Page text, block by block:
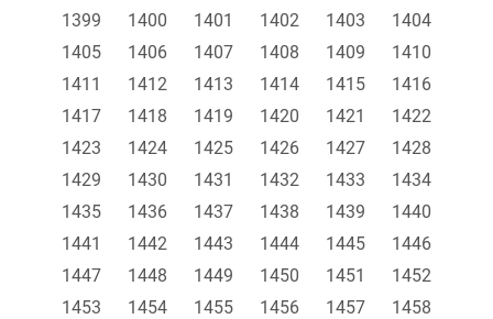
1399
1400 1401 1402 1403
1404
1405
1406 1407 1408 1409
1410
1411
1412 1413 1414 1415
1416
1417
1418 1419 1420 1421
1422
1423
1424 1425 1426 1427
1428
1429
1430 1431 1432 1433
1434
1435
1436 1437 1438 1439
1440
1441
1442 1443 1444 1445
1446
1447
1448 1449 1450 1451
1452
1453
1454 1455 1456 1457
1458